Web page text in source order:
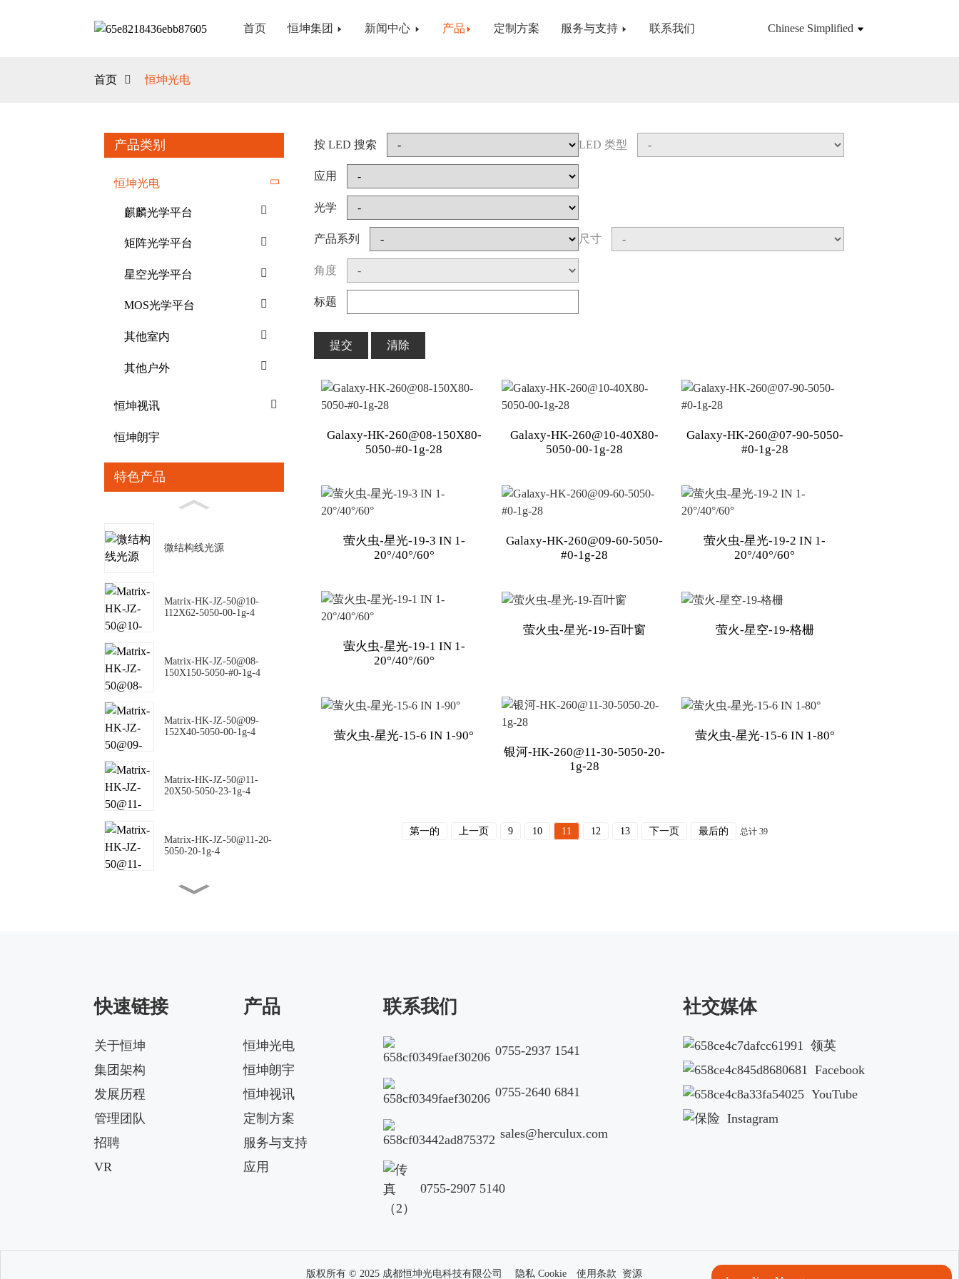
首页 恒坤集团 新闻中心 产品 定制方案 服务与支持 联系我们 Chinese Simplified
首页 恒坤光电
产品类别
恒坤光电
麒麟光学平台
矩阵光学平台
星空光学平台
MOS光学平台
其他室内
其他户外
恒坤视讯
恒坤朗宇
特色产品
微结构线光源
Matrix-HK-JZ-50@10-
112X62-5050-00-1g-4
Matrix-HK-JZ-50@08-
150X150-5050-#0-1g-4
Matrix-HK-JZ-50@09-
152X40-5050-00-1g-4
Matrix-HK-JZ-50@11-
20X50-5050-23-1g-4
Matrix-HK-JZ-50@11-20-
5050-20-1g-4
Matrix-HK-JZ-50@09-
Matrix-HK-JZ-50@12-
24X88-5050-#0-1g-4
按 LED 搜索 LED 类型
应用
光学
产品系列 尺寸
角度
标题
提交 清除
Galaxy-HK-260@08-150X80-
5050-#0-1g-28
Galaxy-HK-260@10-40X80-
5050-00-1g-28
Galaxy-HK-260@07-90-5050-
#0-1g-28
萤火虫-星光-19-3 IN 1-
20°/40°/60°
Galaxy-HK-260@09-60-5050-
#0-1g-28
萤火虫-星光-19-2 IN 1-
20°/40°/60°
萤火虫-星光-19-1 IN 1-
20°/40°/60°
萤火虫-星光-19-百叶窗 萤火-星空-19-格栅
萤火虫-星光-15-6 IN 1-90°
银河-HK-260@11-30-5050-20-
1g-28
萤火虫-星光-15-6 IN 1-80°
第一的 上一页 9 10 11 12 13 下一页 最后的 总计 39
快速链接
关于恒坤
集团架构
发展历程
管理团队
招聘
VR
产品
恒坤光电
恒坤朗宇
恒坤视讯
定制方案
服务与支持
应用
联系我们
0755-2937 1541
0755-2640 6841
sales@herculux.com
0755-2907 5140
社交媒体
领英
Facebook
YouTube
Instagram
版权所有 © 2025 成都恒坤光电科技有限公司 隐私 Cookie 使用条款 资源